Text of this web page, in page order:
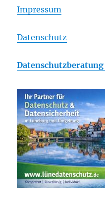
Impressum
Datenschutz